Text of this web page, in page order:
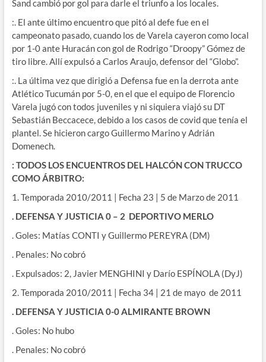
Sand cambió por gol para darle el triunfo a los locales.
:. El ante último encuentro que pitó al defe fue en el
campeonato pasado, cuando los de Varela cayeron como local
por 1-0 ante Huracán con gol de Rodrigo “Droopy” Gómez de
tiro libre. Allí expulsó a Carlos Araujo, defensor del “Globo”.
:. La última vez que dirigió a Defensa fue en la derrota ante
Atlético Tucumán por 5-0, en el que el equipo de Florencio
Varela jugó con todos juveniles y ni siquiera viajó su DT
Sebastián Beccacece, debido a los casos de covid que tenía el
plantel. Se hicieron cargo Guillermo Marino y Adrián
Domenech.
: TODOS LOS ENCUENTROS DEL HALCÓN CON TRUCCO
COMO ÁRBITRO:
1. Temporada 2010/2011 | Fecha 23 | 5 de Marzo de 2011
. DEFENSA Y JUSTICIA 0 – 2 DEPORTIVO MERLO
. Goles: Matías CONTI y Guillermo PEREYRA (DM)
. Penales: No cobró
. Expulsados: 2, Javier MENGHINI y Darío ESPÍNOLA (DyJ)
2. Temporada 2010/2011 | Fecha 34 | 21 de mayo de 2011
. DEFENSA Y JUSTICIA 0-0 ALMIRANTE BROWN
. Goles: No hubo
. Penales: No cobró